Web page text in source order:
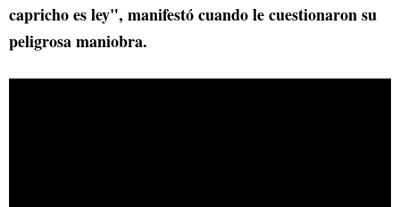
capricho es ley", manifestó cuando le cuestionaron su
peligrosa maniobra.